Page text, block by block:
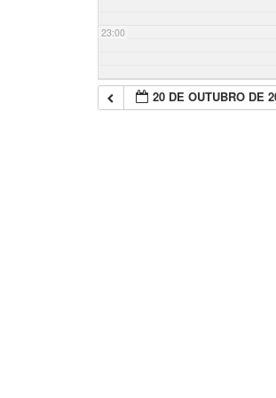
23:00
20 DE OUTUBRO DE